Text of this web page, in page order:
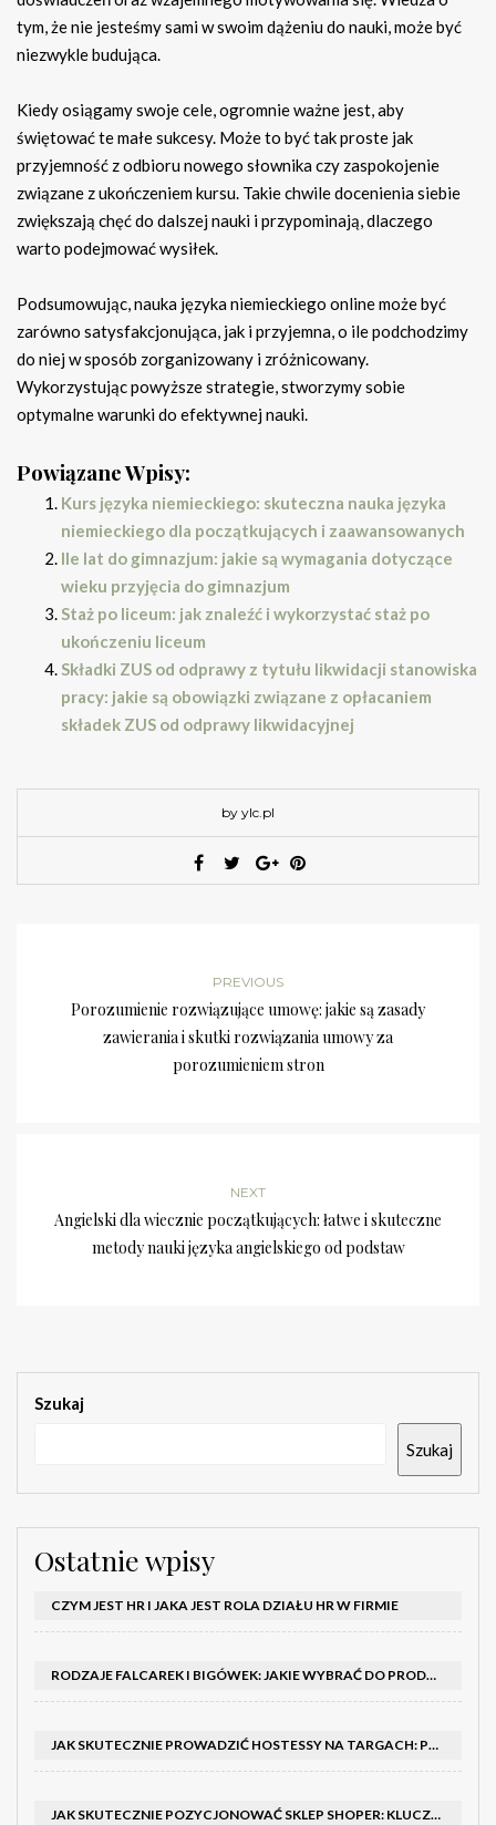
tym, że nie jesteśmy sami w swoim dążeniu do nauki, może być
niezwykle budująca.
Kiedy osiągamy swoje cele, ogromnie ważne jest, aby
świętować te małe sukcesy. Może to być tak proste jak
przyjemność z odbioru nowego słownika czy zaspokojenie
związane z ukończeniem kursu. Takie chwile docenienia siebie
zwiększają chęć do dalszej nauki i przypominają, dlaczego
warto podejmować wysiłek.
Podsumowując, nauka języka niemieckiego online może być
zarówno satysfakcjonująca, jak i przyjemna, o ile podchodzimy
do niej w sposób zorganizowany i zróżnicowany.
Wykorzystując powyższe strategie, stworzymy sobie
optymalne warunki do efektywnej nauki.
Powiązane Wpisy:
Kurs języka niemieckiego: skuteczna nauka języka
niemieckiego dla początkujących i zaawansowanych
Ile lat do gimnazjum: jakie są wymagania dotyczące
wieku przyjęcia do gimnazjum
Staż po liceum: jak znaleźć i wykorzystać staż po
ukończeniu liceum
Składki ZUS od odprawy z tytułu likwidacji stanowiska
pracy: jakie są obowiązki związane z opłacaniem
składek ZUS od odprawy likwidacyjnej
by ylc.pl
PREVIOUS
Porozumienie rozwiązujące umowę: jakie są zasady
zawierania i skutki rozwiązania umowy za
porozumieniem stron
NEXT
Angielski dla wiecznie początkujących: łatwe i skuteczne
metody nauki języka angielskiego od podstaw
Szukaj
Szukaj
Ostatnie wpisy
CZYM JEST HR I JAKA JEST ROLA DZIAŁU HR W FIRMIE
RODZAJE FALCAREK I BIGÓWEK: JAKIE WYBRAĆ DO PRODUKCJI?
JAK SKUTECZNIE PROWADZIĆ HOSTESSY NA TARGACH: PORADNIK I SZKOLENIA
JAK SKUTECZNIE POZYCJONOWAĆ SKLEP SHOPER: KLUCZOWE KROKI I STRATEGIE